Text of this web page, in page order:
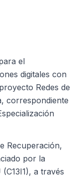
el
digitales con
Redes de
correspondiente
Recuperación,
por la
a través